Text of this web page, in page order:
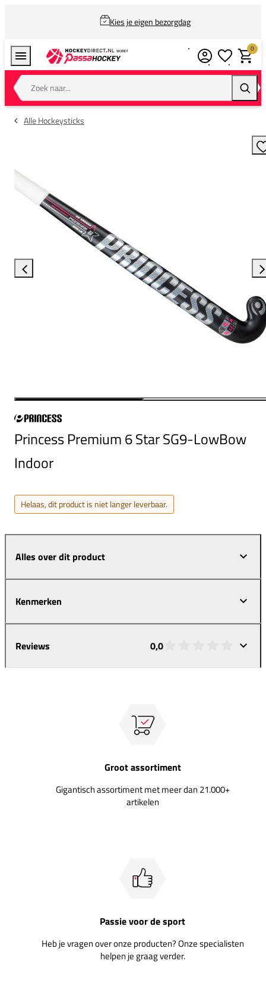
Kies je eigen bezorgdag
Zoek naar...
0
Alle Hockeysticks
Princess Premium 6 Star SG9-LowBow
Indoor
Helaas, dit product is niet langer leverbaar.
Alles over dit product
Kenmerken
Reviews 0,0
Groot assortiment
Gigantisch assortiment met meer dan 21.000+
artikelen
Passie voor de sport
Heb je vragen over onze producten? Onze specialisten
helpen je graag verder.